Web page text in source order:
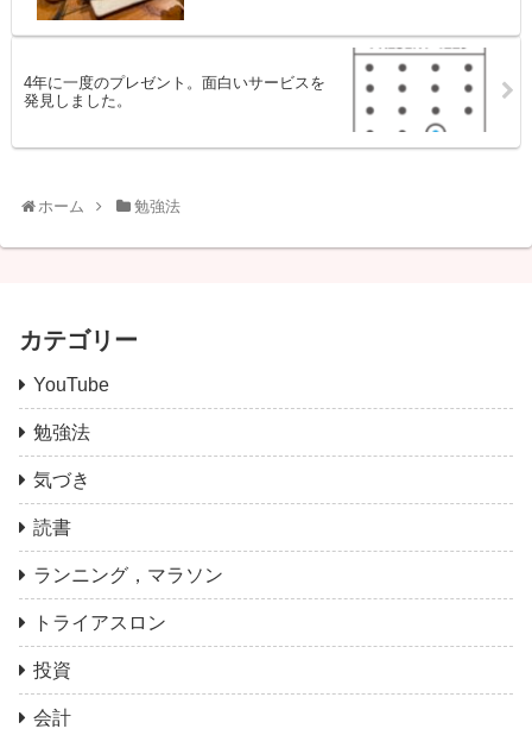
4年に一度のプレゼント。面白いサービスを
発見しました。
ホーム 勉強法
カテゴリー
YouTube
勉強法
気づき
読書
ランニング，マラソン
トライアスロン
投資
会計